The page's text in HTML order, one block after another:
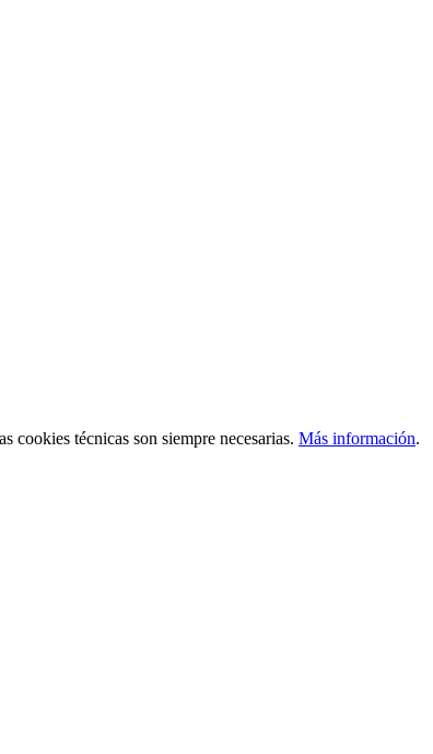
cookies técnicas son siempre necesarias. Más información.